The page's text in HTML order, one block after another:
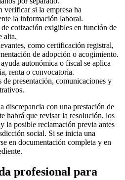
verificar si la empresa ha
la información laboral.
cotización exigibles en función de
alta.
como certificación registral,
de adopción o acogimiento.
autonómica o fiscal se aplica
renta o convocatoria.
presentación, comunicaciones y
discrepancia con una prestación de
habrá que revisar la resolución, los
la posible reclamación previa antes
social. Si se inicia una
en documentación completa y en
profesional para